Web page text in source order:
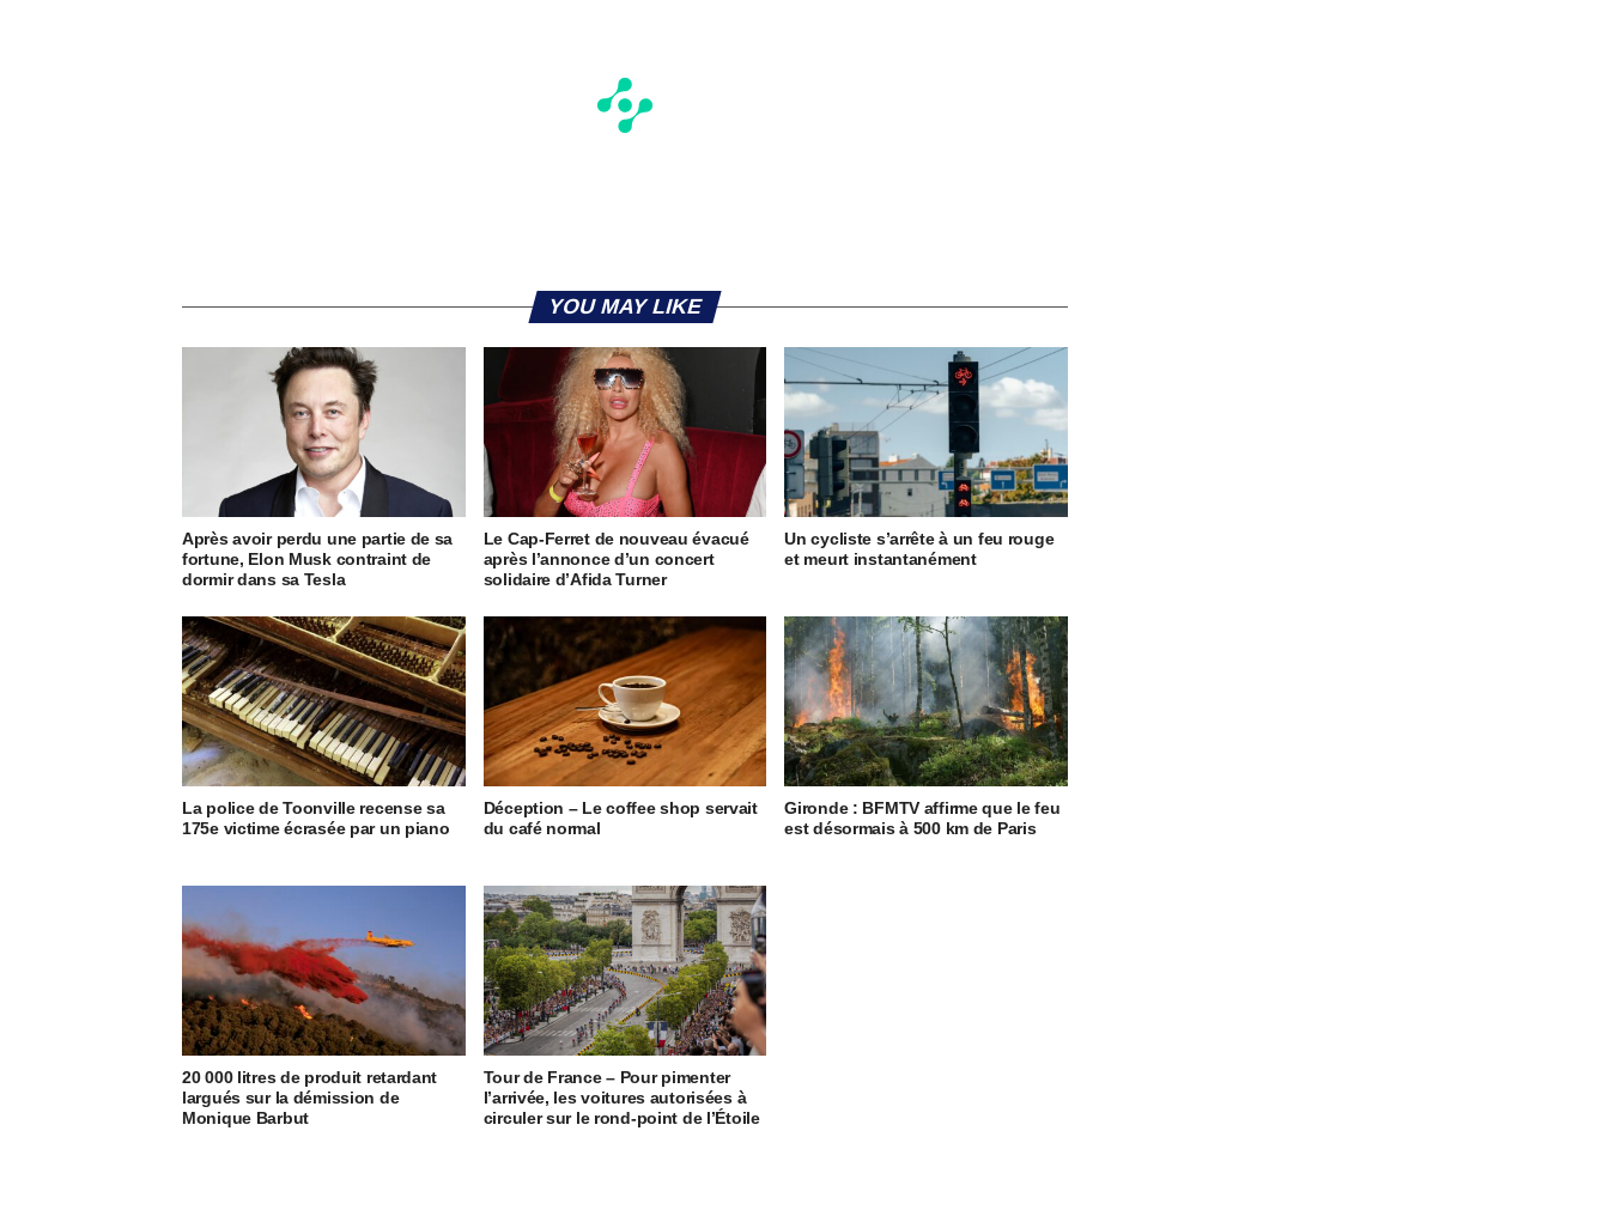
YOU MAY LIKE
Après avoir perdu une partie de sa
fortune, Elon Musk contraint de
dormir dans sa Tesla
Le Cap-Ferret de nouveau évacué
après l’annonce d’un concert
solidaire d’Afida Turner
Un cycliste s’arrête à un feu rouge
et meurt instantanément
La police de Toonville recense sa
175e victime écrasée par un piano
Déception – Le coffee shop servait
du café normal
Gironde : BFMTV affirme que le feu
est désormais à 500 km de Paris
20 000 litres de produit retardant
largués sur la démission de
Monique Barbut
Tour de France – Pour pimenter
l’arrivée, les voitures autorisées à
circuler sur le rond-point de l’Étoile